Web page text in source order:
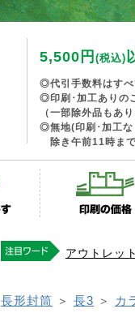
5,500円 (税込)
◎代引手数料はすべ
◎印刷･加工ありの
（一部除外品もあり
◎無地(印刷･加工な
除き午前11時まで
アウトレット
長形封筒 ＞ 長3 ＞ カ